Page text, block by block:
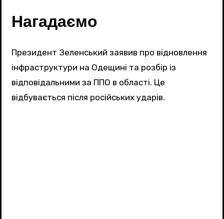
Нагадаємо
Президент Зеленський заявив про відновлення
інфраструктури на Одещині та розбір із
відповідальними за ППО в області. Це
відбувається після російських ударів.